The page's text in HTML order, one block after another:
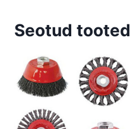
Seotud tooted